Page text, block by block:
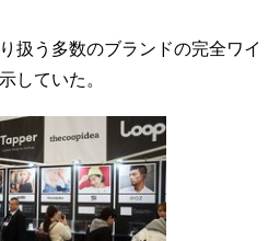
扱う多数のブランドの完全ワイ
していた。